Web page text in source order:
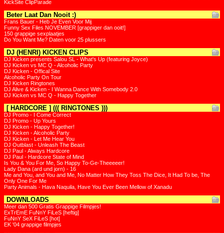
KickSite ClipParade
Beter Laat Dan Nooit :)
Frans Bauer - Heb Je Even Voor Mij
Funny Sex Files NOVEMBER [grappiger dan ooit!]
150 grappige sexplaatjes
Do You Want Me? Daten voor 25 plussers
DJ (HENRI) KICKEN CLIPS
DJ Kicken presents Salou SL - What's Up (featuring Joyce)
DJ Kicken vs MC Q - Alcoholic Party
DJ Kicken - Offical Site
Alcoholic Party On Tour
DJ Kicken Ringtones
DJ Alive & Kicken - I Wanna Dance With Somebody 2.0
DJ Kicken vs MC Q - Happy Together
[ HARDCORE ] ((( RINGTONES )))
DJ Promo - I Come Correct
DJ Promo - Up Yours
DJ Kicken - Happy Together!
DJ Kicken - Alcoholic Party
DJ Kicken - Let Me Hear You
DJ Outblast - Unleash The Beast
DJ Paul - Always Hardcore
DJ Paul - Hardcore State of Mind
Is You & You For Me, So Happy To-Ge-Theeeeer!
Lady Dana (ard und jorn) - 16
Me and You, and You and Me, No Matter How They Toss The Dice, It Had To be, The
Only One For Me
Party Animals - Hava Naquila, Have You Ever Been Mellow of Xanadu
DOWNLOADS
Meer dan 500 Gratis Grappige Filmpjes!
ExTrEmE FuNnY FiLeS [heftig]
FuNnY SeX FiLeS [hot]
EK '04 grappige filmpjes